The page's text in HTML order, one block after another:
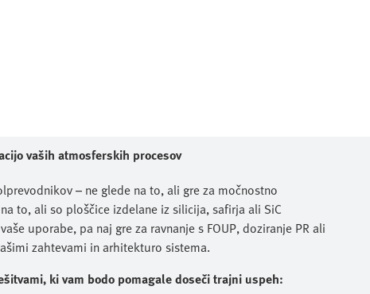
vaših atmosferskih procesov
– ne glede na to, ali gre za močnostno
to, ali so ploščice izdelane iz silicija, safirja ali SiC
uporabe, pa naj gre za ravnanje s FOUP, doziranje PR ali
zahtevami in arhitekturo sistema.
ki vam bodo pomagale doseči trajni uspeh: